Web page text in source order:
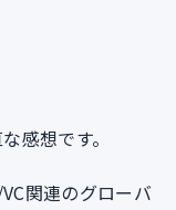
感想です。
関連のグローバ